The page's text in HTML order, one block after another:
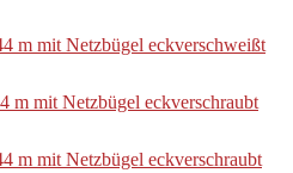
m mit Netzbügel eckverschweißt
m mit Netzbügel eckverschraubt
m mit Netzbügel eckverschraubt